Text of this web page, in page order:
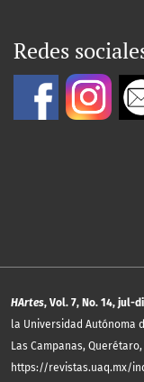
Redes
HArtes, Vol. 7, No. 14, jul-
la Universidad Autónoma
Las Campanas, Querétaro,
https://revistas.uaq.mx/